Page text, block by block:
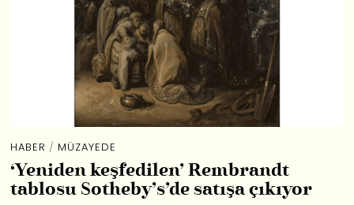
HABER / MÜZAYEDE
‘Yeniden keşfedilen’ Rembrandt
tablosu Sotheby’s’de satışa çıkıyor